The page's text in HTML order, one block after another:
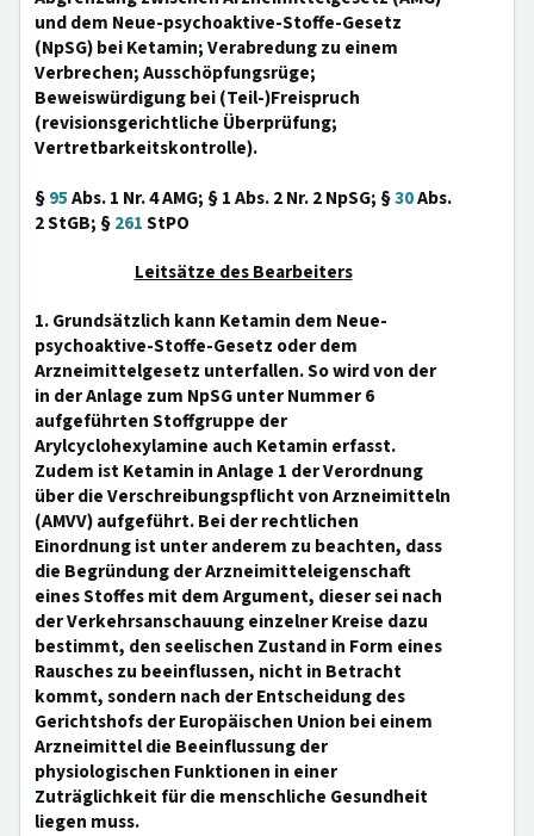
und dem Neue-psychoaktive-Stoffe-Gesetz
(NpSG) bei Ketamin; Verabredung zu einem
Verbrechen; Ausschöpfungsrüge;
Beweiswürdigung bei (Teil-)Freispruch
(revisionsgerichtliche Überprüfung;
Vertretbarkeitskontrolle).
§95Abs. 1 Nr. 4 AMG; § 1 Abs. 2 Nr. 2 NpSG; §30Abs.
2 StGB; §261StPO
Leitsätze des Bearbeiters
1. Grundsätzlich kann Ketamin dem Neue-
psychoaktive-Stoffe-Gesetz oder dem
Arzneimittelgesetz unterfallen. So wird von der
in der Anlage zum NpSG unter Nummer 6
aufgeführten Stoffgruppe der
Arylcyclohexylamine auch Ketamin erfasst.
Zudem ist Ketamin in Anlage 1 der Verordnung
über die Verschreibungspflicht von Arzneimitteln
(AMVV) aufgeführt. Bei der rechtlichen
Einordnung ist unter anderem zu beachten, dass
die Begründung der Arzneimitteleigenschaft
eines Stoffes mit dem Argument, dieser sei nach
der Verkehrsanschauung einzelner Kreise dazu
bestimmt, den seelischen Zustand in Form eines
Rausches zu beeinflussen, nicht in Betracht
kommt, sondern nach der Entscheidung des
Gerichtshofs der Europäischen Union bei einem
Arzneimittel die Beeinflussung der
physiologischen Funktionen in einer
Zuträglichkeit für die menschliche Gesundheit
liegen muss.